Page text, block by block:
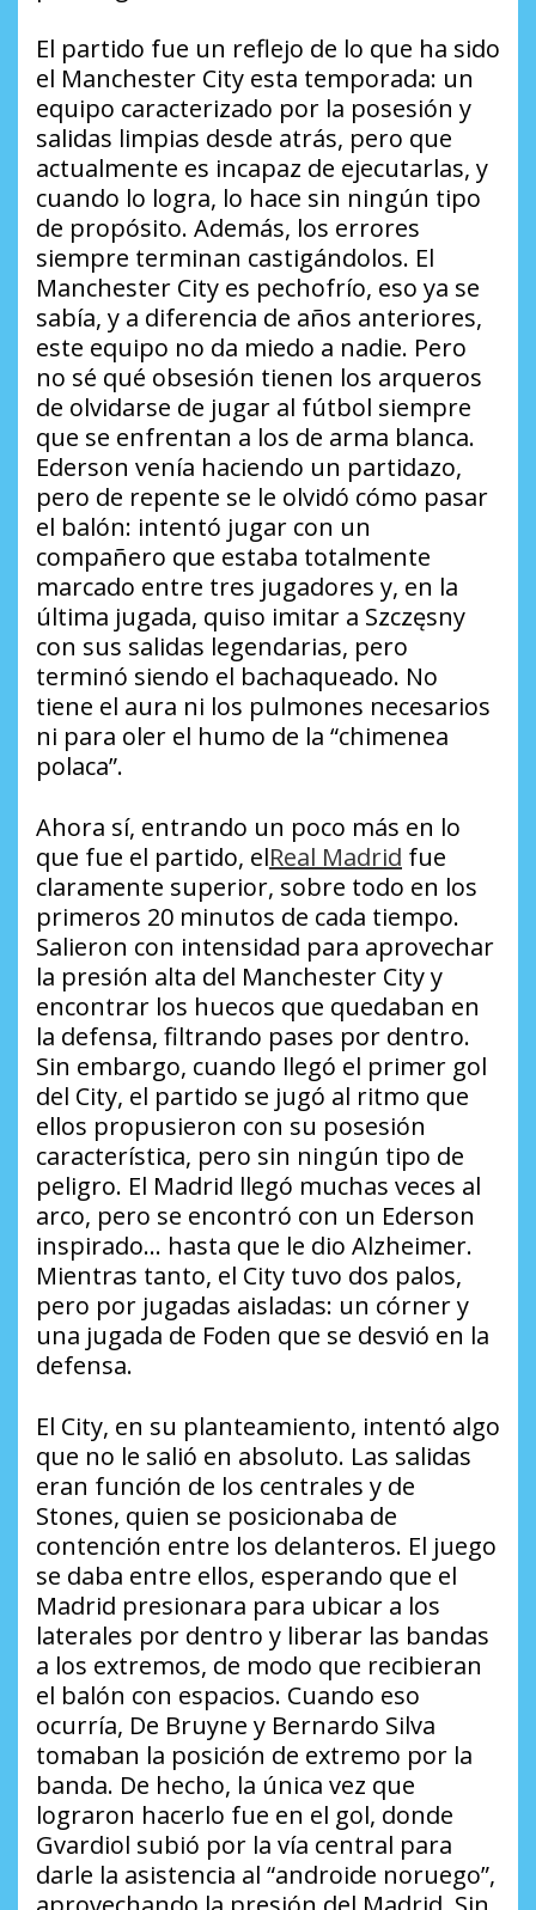
El partido fue un reflejo de lo que ha sido
el Manchester City esta temporada: un
equipo caracterizado por la posesión y
salidas limpias desde atrás, pero que
actualmente es incapaz de ejecutarlas, y
cuando lo logra, lo hace sin ningún tipo
de propósito. Además, los errores
siempre terminan castigándolos. El
Manchester City es pechofrío, eso ya se
sabía, y a diferencia de años anteriores,
este equipo no da miedo a nadie. Pero
no sé qué obsesión tienen los arqueros
de olvidarse de jugar al fútbol siempre
que se enfrentan a los de arma blanca.
Ederson venía haciendo un partidazo,
pero de repente se le olvidó cómo pasar
el balón: intentó jugar con un
compañero que estaba totalmente
marcado entre tres jugadores y, en la
última jugada, quiso imitar a Szczęsny
con sus salidas legendarias, pero
terminó siendo el bachaqueado. No
tiene el aura ni los pulmones necesarios
ni para oler el humo de la “chimenea
polaca”.
Ahora sí, entrando un poco más en lo
que fue el partido, elReal Madrid fue
claramente superior, sobre todo en los
primeros 20 minutos de cada tiempo.
Salieron con intensidad para aprovechar
la presión alta del Manchester City y
encontrar los huecos que quedaban en
la defensa, filtrando pases por dentro.
Sin embargo, cuando llegó el primer gol
del City, el partido se jugó al ritmo que
ellos propusieron con su posesión
característica, pero sin ningún tipo de
peligro. El Madrid llegó muchas veces al
arco, pero se encontró con un Ederson
inspirado… hasta que le dio Alzheimer.
Mientras tanto, el City tuvo dos palos,
pero por jugadas aisladas: un córner y
una jugada de Foden que se desvió en la
defensa.
El City, en su planteamiento, intentó algo
que no le salió en absoluto. Las salidas
eran función de los centrales y de
Stones, quien se posicionaba de
contención entre los delanteros. El juego
se daba entre ellos, esperando que el
Madrid presionara para ubicar a los
laterales por dentro y liberar las bandas
a los extremos, de modo que recibieran
el balón con espacios. Cuando eso
ocurría, De Bruyne y Bernardo Silva
tomaban la posición de extremo por la
banda. De hecho, la única vez que
lograron hacerlo fue en el gol, donde
Gvardiol subió por la vía central para
darle la asistencia al “androide noruego”,